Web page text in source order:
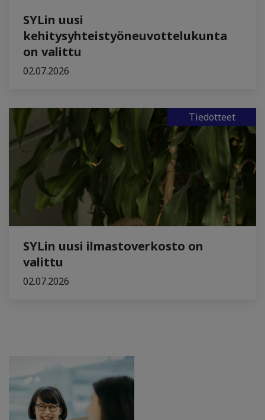
SYLin uusi
kehitysyhteistyöneuvottelukunta
on valittu
02.07.2026
Tiedotteet
SYLin uusi ilmastoverkosto on
valittu
02.07.2026